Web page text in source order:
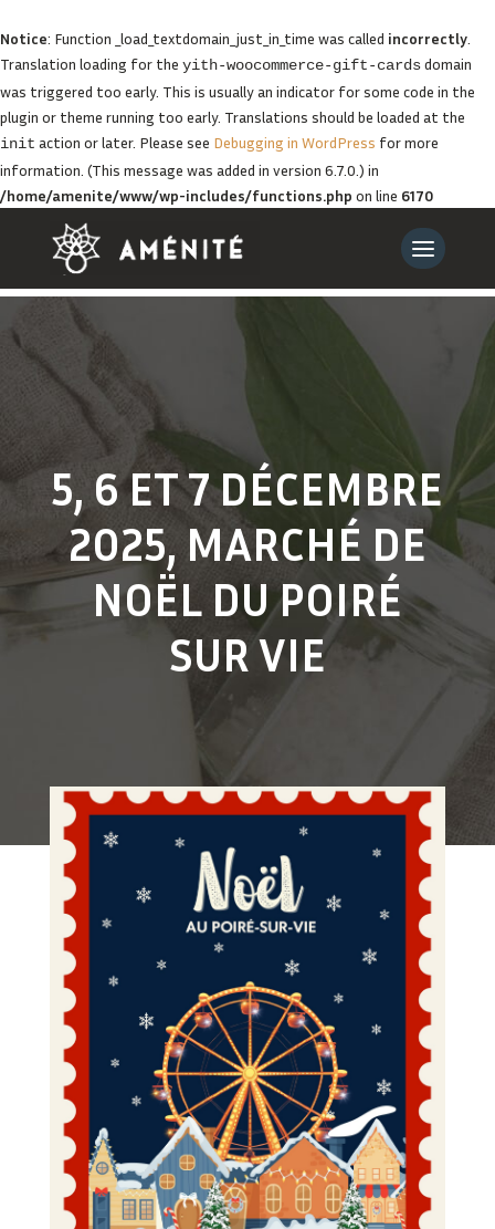
Notice: Function _load_textdomain_just_in_time was called incorrectly
Translation loading for the yith-woocommerce-gift-cardsdomain
was triggered too early. This is usually an indicator for some code in the
plugin or theme running too early. Translations should be loaded at the
init action or later. Please see Debugging in WordPress for more
information. (This message was added in version 6.7.0.) in
/home/amenite/www/wp-includes/functions.php on line 6170
5, 6 ET 7 DÉCEMBRE
2025, MARCHÉ DE
NOËL DU POIRÉ
SUR VIE